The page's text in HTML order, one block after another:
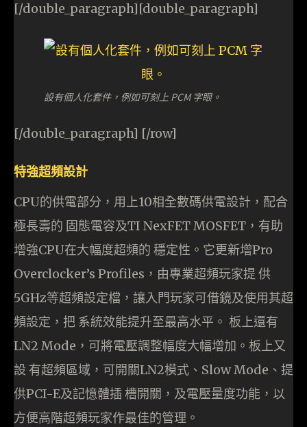
[/double_paragraph][double_paragraph]
設有個人化套件，例如可刻上 PCM 字眼。
[/double_paragraph] [/row]
特強超頻設計
CPU的供電部分，用上10相全數碼供電設計，配合
極長壽的 固態電容及TI NexFET MOSFET，有助
增強CPU在大幅度超頻的 穩定性。它更新增Pro
Overclocker’s Profiles，由專業超頻玩家提 供
5GHz等超頻設定檔，讓入門玩家可借鏡及使用其超
頻設定，把 系統效能提升至最高水平。 板上還有
LN2 Mode，可將電壓調整幅度大幅增加。板上又
設 有超頻區域，可開關LN2模式、Slow Mode、提
供PCI-E及記憶體插 槽開關，及電壓量度功能，以
方便高階超頻玩家作最佳的管理。